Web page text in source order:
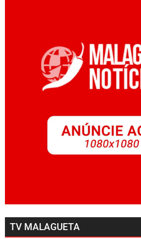
TV MALAGUETA